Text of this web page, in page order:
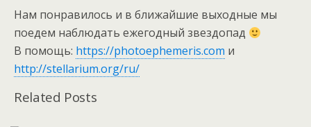
Нам понравилось и в ближайшие выходные мы
поедем наблюдать ежегодный звездопад
В помощь: https://photoephemeris.com и
http://stellarium.org/ru/
Related Posts